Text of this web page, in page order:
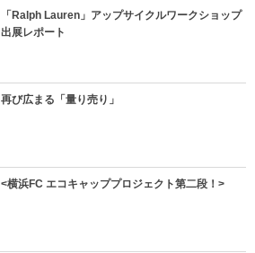
「Ralph Lauren」アップサイクルワークショップ
出展レポート
再び広まる「量り売り」
<横浜FC エコキャッププロジェクト第二段！>